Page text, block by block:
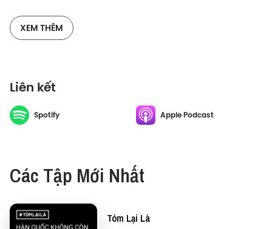
nhân chính gây lũ lụt? Hãy cùng lắng nghe tập
podcast này để cùng tìm hiểu nhé.
XEM THÊM
Liên kết
Spotify Apple Podcast
Các Tập Mới Nhất
Tóm Lại Là